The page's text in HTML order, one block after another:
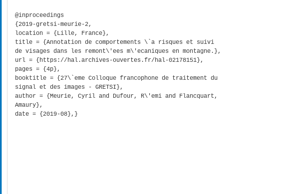
@inproceedings
{2019-gretsi-meurie-2,
location = {Lille, France},
title = {Annotation de comportements \`a risques et suivi
de visages dans les remont\'ees m\'ecaniques en montagne.},
url = {https://hal.archives-ouvertes.fr/hal-02178151},
pages = {4p},
booktitle = {27\`eme Colloque francophone de traitement du
signal et des images - GRETSI},
author = {Meurie, Cyril and Dufour, R\'emi and Flancquart,
Amaury},
date = {2019-08},}